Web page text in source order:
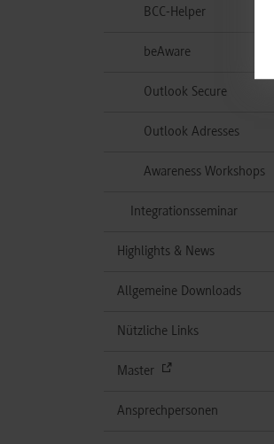
BCC-Helper
beAware
Outlook Secure
Outlook Adresses
Awareness Workshops
Integrationsseminar
Highlights & News
Allgemeine Downloads
Nützliche Links
Master
Ansprechpersonen